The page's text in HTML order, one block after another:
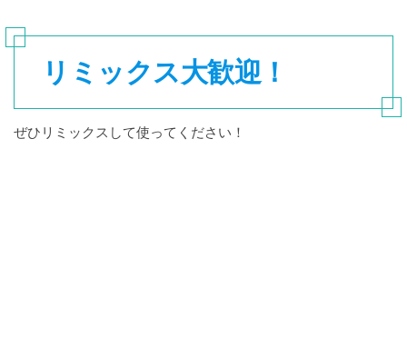
リミックス大歓迎！
ぜひリミックスして使ってください！